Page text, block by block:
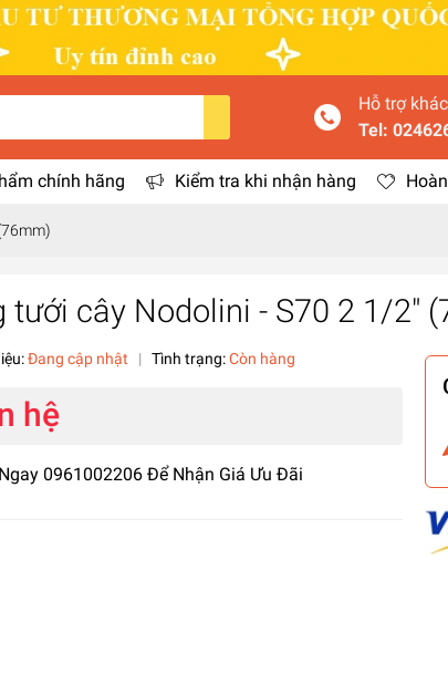
Hỗ trợ
Tel:
chính hãng Kiểm tra khi nhận hàng
tưới cây Nodolini - S70 2 1/2"
Đang cập nhật | Tình trạng:Còn hàng
hệ
0961002206 Để Nhận Giá Ưu Đãi